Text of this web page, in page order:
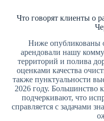
Что говорят клиенты о
Ниже опубликованы
арендовали нашу
территорий и полива
оценками качества
также пунктуальности
2026 году. Большинство
подчеркивают, что
справляется с задачами